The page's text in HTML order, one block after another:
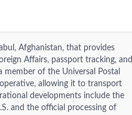
Afghanistan, that provides
Affairs, passport tracking, and
of the Universal Postal
allowing it to transport
developments include the
and the official processing of